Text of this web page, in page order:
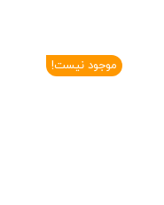
موجود نیست!